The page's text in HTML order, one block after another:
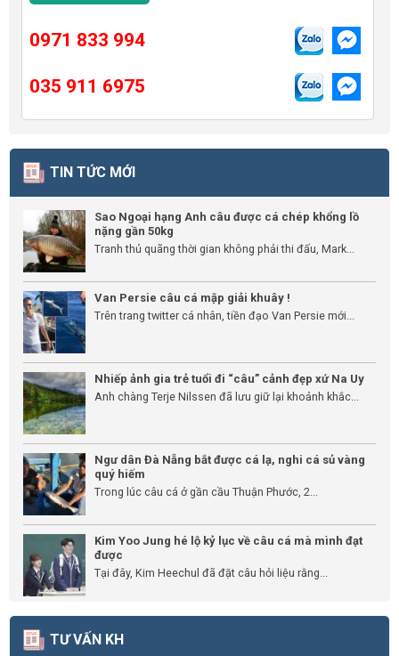
0971 833 994
035 911 6975
TIN TỨC MỚI
Sao Ngoại hạng Anh câu được cá chép khổng lồ
nặng gần 50kg
Tranh thủ quãng thời gian không phải thi đấu, Mark...
Van Persie câu cá mập giải khuây !
Trên trang twitter cá nhân, tiền đạo Van Persie mới...
Nhiếp ảnh gia trẻ tuổi đi “câu” cảnh đẹp xứ Na Uy
Anh chàng Terje Nilssen đã lưu giữ lại khoảnh khắc...
Ngư dân Đà Nẵng bắt được cá lạ, nghi cá sủ vàng
quý hiếm
Trong lúc câu cá ở gần cầu Thuận Phước, 2...
Kim Yoo Jung hé lộ kỷ lục về câu cá mà mình đạt
được
Tại đây, Kim Heechul đã đặt câu hỏi liệu rằng...
TƯ VẤN KH